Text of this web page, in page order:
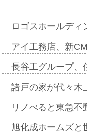
ロゴスホールデ
アイ工務店、新
長谷工グループ、
諸戸の家が代々木
リノべると東急
旭化成ホームズ